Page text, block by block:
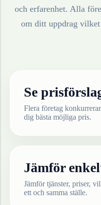
och erfarenhet. Alla
om ditt uppdrag
Se
Flera företag
dig bästa möjliga pris.
Jämför
Jämför tjänster, priser,
ett och samma ställe.